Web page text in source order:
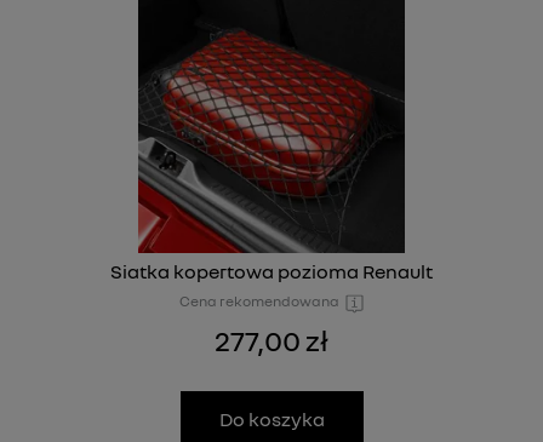
Siatka kopertowa pozioma Renault
Cena rekomendowana
277,00 zł
Do koszyka